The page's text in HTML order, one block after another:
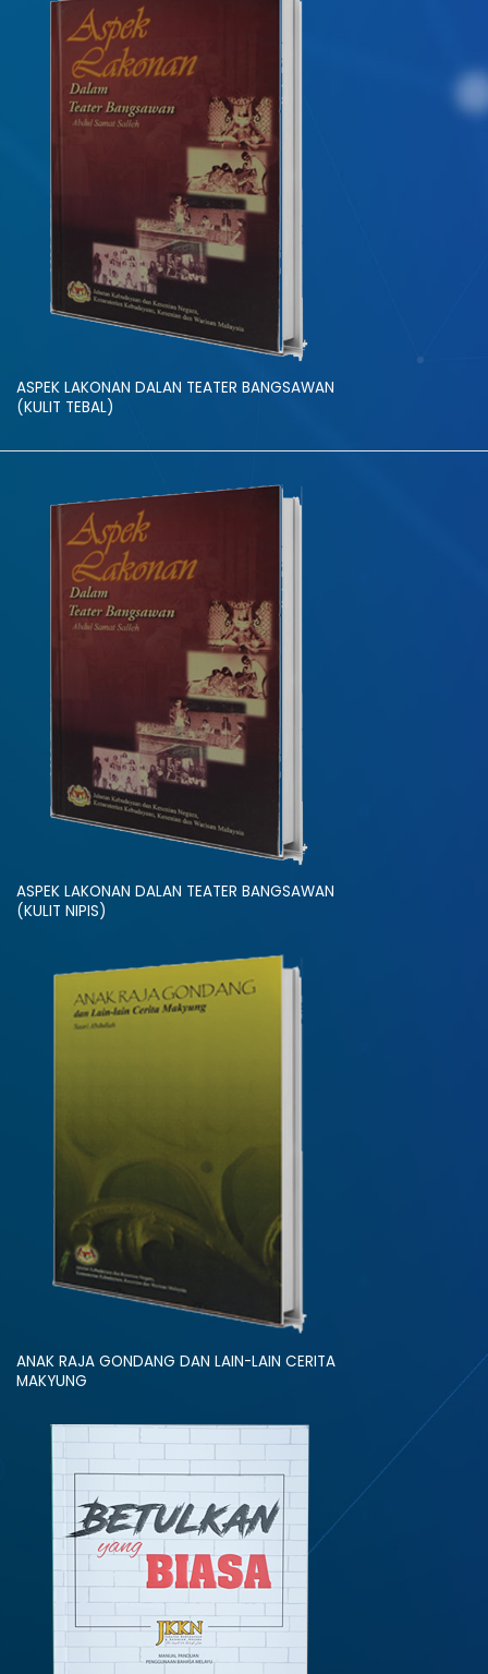
ASPEK LAKONAN DALAN TEATER BANGSAWAN
(KULIT TEBAL)
ASPEK LAKONAN DALAN TEATER BANGSAWAN
(KULIT NIPIS)
ANAK RAJA GONDANG DAN LAIN-LAIN CERITA
MAKYUNG